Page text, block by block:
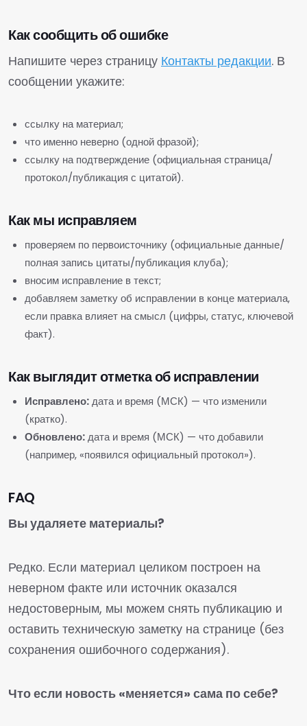
Как сообщить об ошибке
Напишите через страницу Контакты редакции. В
сообщении укажите:
ссылку на материал;
что именно неверно (одной фразой);
ссылку на подтверждение (официальная страница/
протокол/публикация с цитатой).
Как мы исправляем
проверяем по первоисточнику (официальные данные/
полная запись цитаты/публикация клуба);
вносим исправление в текст;
добавляем заметку об исправлении в конце материала,
если правка влияет на смысл (цифры, статус, ключевой
факт).
Как выглядит отметка об исправлении
Исправлено:дата и время (МСК) — что изменили
(кратко).
Обновлено:дата и время (МСК) — что добавили
(например, «появился официальный протокол»).
FAQ
Вы удаляете материалы?
Редко. Если материал целиком построен на
неверном факте или источник оказался
недостоверным, мы можем снять публикацию и
оставить техническую заметку на странице (без
сохранения ошибочного содержания).
Что если новость «меняется» сама по себе?